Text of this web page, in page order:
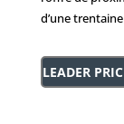
d’une
LEADER